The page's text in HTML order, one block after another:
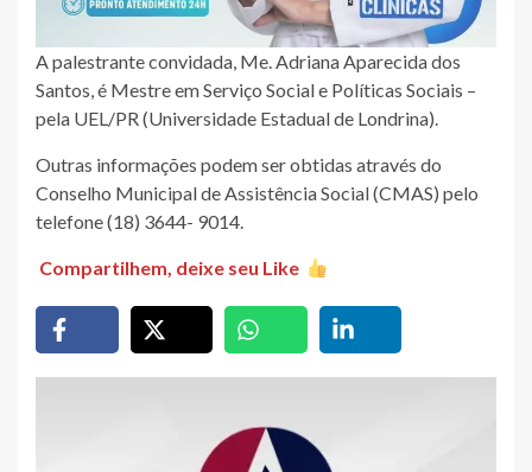
A palestrante convidada, Me. Adriana Aparecida dos
Santos, é Mestre em Serviço Social e Políticas Sociais –
pela UEL/PR (Universidade Estadual de Londrina).
Outras informações podem ser obtidas através do
Conselho Municipal de Assistência Social (CMAS) pelo
telefone (18) 3644- 9014.
Compartilhem, deixe seu Like